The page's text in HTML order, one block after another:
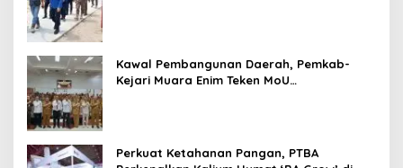
Kawal Pembangunan Daerah, Pemkab-
Kejari Muara Enim Teken MoU
Perkuat Ketahanan Pangan, PTBA